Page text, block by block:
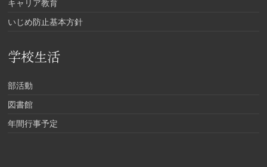
キャリア教育
いじめ防止基本方針
学校生活
部活動
図書館
年間行事予定